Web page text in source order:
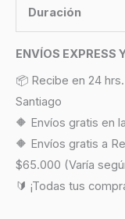
Duración
ENVÍOS EXPRESS
📦 Recibe en 24
Santiago
🔶 Envíos gratis en
🔶 Envíos gratis a
$65.000 (Varía
🔰 ¡Todas tus